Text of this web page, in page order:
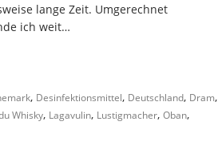
lange Zeit. Umgerechnet
ich weit…
, Desinfektionsmittel, Deutschland, Dram,
Whisky, Lagavulin, Lustigmacher, Oban,